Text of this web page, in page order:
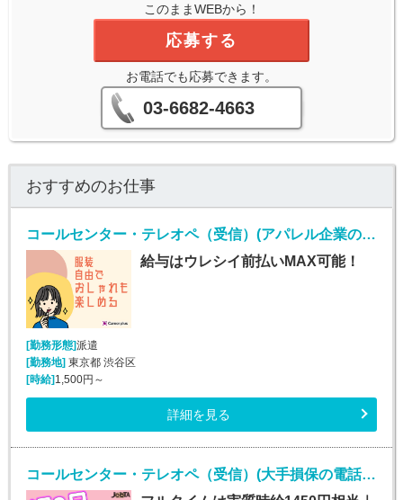
このままWEBから！
応募する
お電話でも応募できます。
03-6682-4663
おすすめのお仕事
コールセンター・テレオペ（受信）(アパレル企業のコールセンターお問い合わせ対応業務)
給与はウレシイ前払いMAX可能！
[勤務形態]派遣
[勤務地] 東京都 渋谷区
[時給] 1,500円～
詳細を見る
コールセンター・テレオペ（受信）(大手損保の電話取次ぎ｜土日祝休み*契約社員)